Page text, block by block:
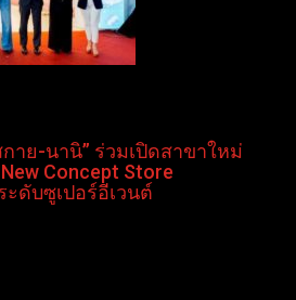
กาย-นานิ” ร่วมเปิดสาขาใหม่
Concept Store
ะดับซูเปอร์อีเวนต์